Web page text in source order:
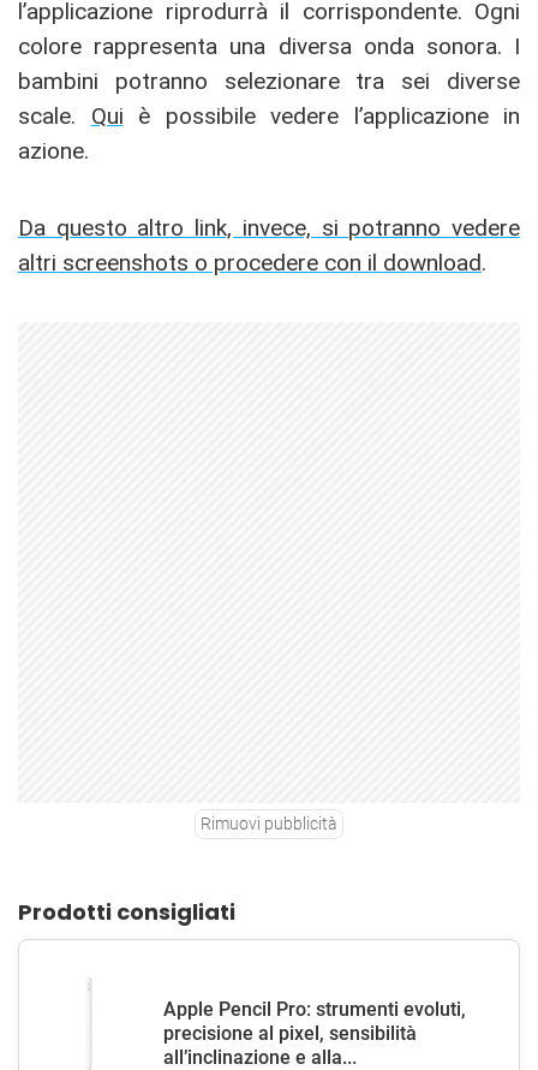
l’applicazione riprodurrà il corrispondente. Ogni
colore rappresenta una diversa onda sonora. I
bambini potranno selezionare tra sei diverse
scale. Qui è possibile vedere l’applicazione in
azione.
Da questo altro link, invece, si potranno vedere
altri screenshots o procedere con il download.
Rimuovi pubblicità
Prodotti consigliati
Apple Pencil Pro: strumenti evoluti,
precisione al pixel, sensibilità
all’inclinazione e alla...